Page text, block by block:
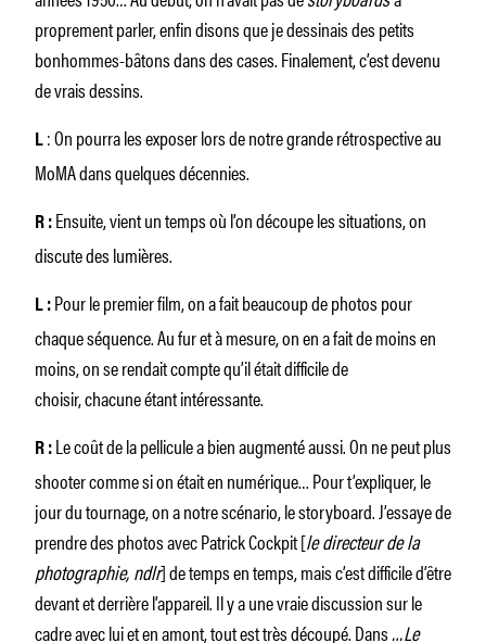
proprement parler, enfin disons que je dessinais des petits
bonhommes-bâtons dans des cases. Finalement, c’est devenu
de vrais dessins.
L : On pourra les exposer lors de notre grande rétrospective au
MoMA dans quelques décennies.
R : Ensuite, vient un temps où l’on découpe les situations, on
discute des lumières.
L : Pour le premier film, on a fait beaucoup de photos pour
chaque séquence. Au fur et à mesure, on en a fait de moins en
moins, on se rendait compte qu’il était difficile de
choisir, chacune étant intéressante.
R : Le coût de la pellicule a bien augmenté aussi. On ne peut plus
shooter comme si on était en numérique… Pour t’expliquer, le
jour du tournage, on a notre scénario, le storyboard. J’essaye de
prendre des photos avec Patrick Cockpit [le directeur de la
photographie, ndlr] de temps en temps, mais c’est difficile d’être
devant et derrière l’appareil. Il y a une vraie discussion sur le
cadre avec lui et en amont, tout est très découpé. Dans…Le